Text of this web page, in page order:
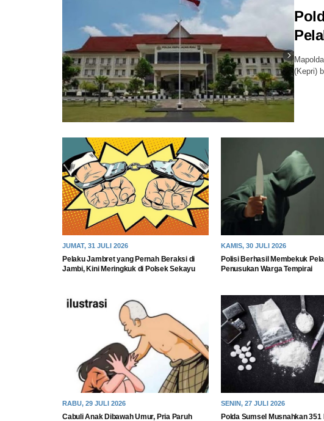
(Kepri)
JUMAT, 31 JULI 2026
Pelaku Jambret yang Pernah Beraksi di
Jambi, Kini Meringkuk di Polsek Sekayu
KAMIS, 30 JULI 2026
Polisi Berhasil Membekuk
Penusukan Warga Tempirai
RABU, 29 JULI 2026
Cabuli Anak Dibawah Umur, Pria Paruh
SENIN, 27 JULI 2026
Polda Sumsel Musnahkan 351